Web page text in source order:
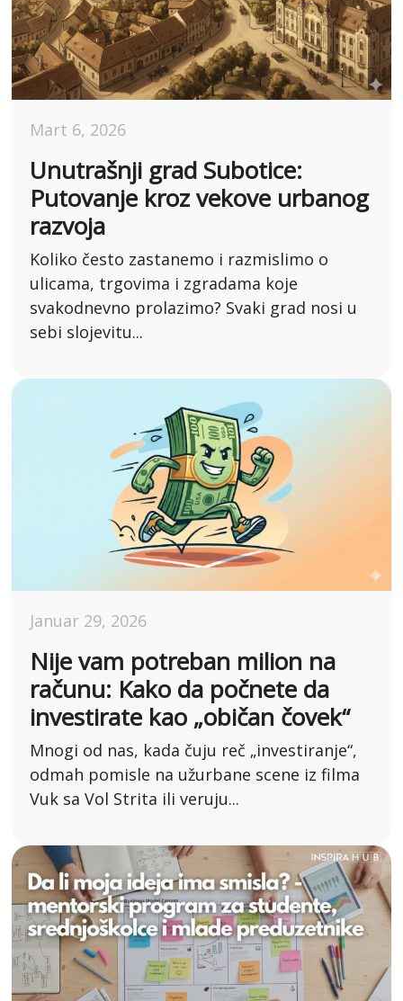
Mart 6, 2026
Unutrašnji grad Subotice:
Putovanje kroz vekove urbanog
razvoja
Koliko često zastanemo i razmislimo o
ulicama, trgovima i zgradama koje
svakodnevno prolazimo? Svaki grad nosi u
sebi slojevitu...
Januar 29, 2026
Nije vam potreban milion na
računu: Kako da počnete da
investirate kao „običan čovek“
Mnogi od nas, kada čuju reč „investiranje“,
odmah pomisle na užurbane scene iz filma
Vuk sa Vol Strita ili veruju...